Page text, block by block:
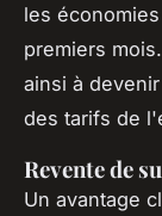
les
premiers
ainsi à
des tarifs de
Revente de
Un avantage